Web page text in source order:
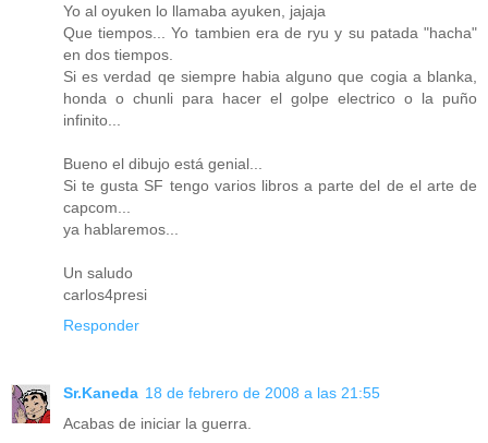
Yo al oyuken lo llamaba ayuken, jajaja
Que tiempos... Yo tambien era de ryu y su patada "hacha"
en dos tiempos.
Si es verdad qe siempre habia alguno que cogia a blanka,
honda o chunli para hacer el golpe electrico o la puño
infinito...
Bueno el dibujo está genial...
Si te gusta SF tengo varios libros a parte del de el arte de
capcom...
ya hablaremos...
Un saludo
carlos4presi
Responder
Sr.Kaneda 18 de febrero de 2008 a las 21:55
Acabas de iniciar la guerra.